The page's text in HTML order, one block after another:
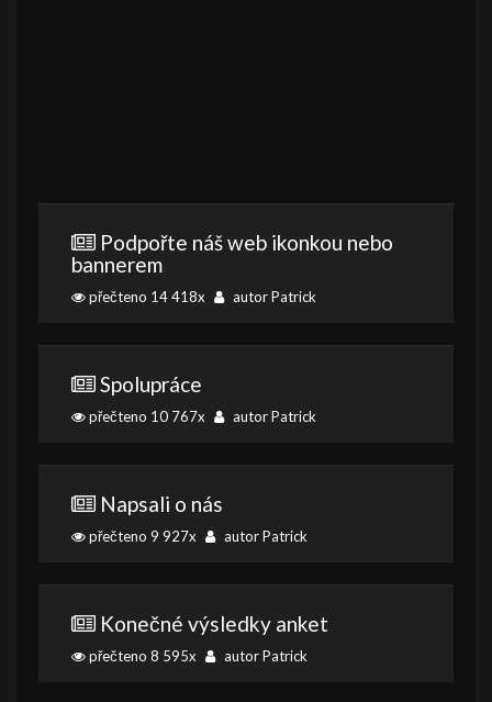
Podpořte náš web ikonkou nebo
bannerem
přečteno 14 418x autor Patrick
Spolupráce
přečteno 10 767x autor Patrick
Napsali o nás
přečteno 9 927x autor Patrick
Konečné výsledky anket
přečteno 8 595x autor Patrick